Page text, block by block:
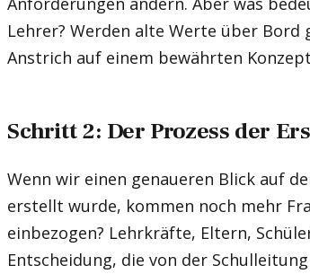
Lehrer? Werden alte Werte über
Anstrich auf einem bewährten
Schritt 2: Der Prozess der
Wenn wir einen genaueren Blick auf
erstellt wurde, kommen noch mehr
einbezogen? Lehrkräfte, Eltern,
Entscheidung, die von der